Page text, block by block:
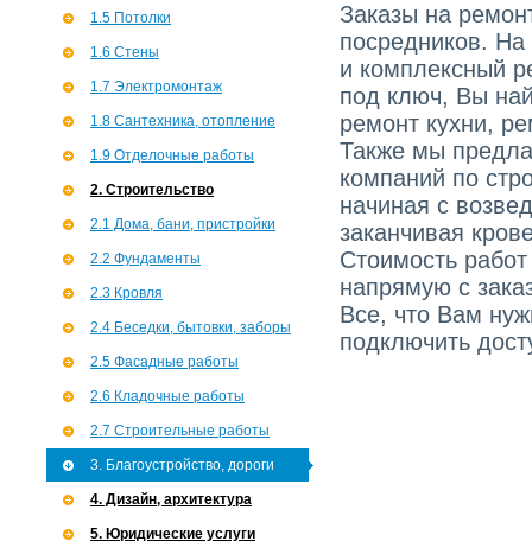
1.5 Потолки
1.6 Стены
1.7 Э­лектромонтаж
1.8 Сантехника, отопление
1.9 Отделочные работы
2. Строительство
2.1 Дома, бани, пристройки
2.2 Фундаменты
2.3 Кровля
2.4 Беседки, бытовки, заборы
2.5 Фасадные работы
2.6 Кладочные работы
2.7 Строительные работы
3. Благоустройство, дороги
4. Дизайн, архитектура
5. Юридические услуги
Заказы на
посредников.
и комплексный
под ключ, Вы
ремонт кухни,
Также мы
компаний по
начиная с
заканчивая
Стоимость
напрямую с
Все, что Вам
подключить